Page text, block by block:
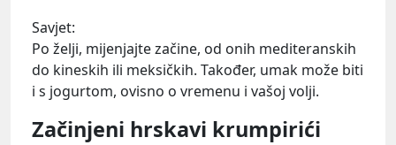
Savjet:
Po želji, mijenjajte začine, od onih mediteranskih
do kineskih ili meksičkih. Također, umak može biti
i s jogurtom, ovisno o vremenu i vašoj volji.
Začinjeni hrskavi krumpirići